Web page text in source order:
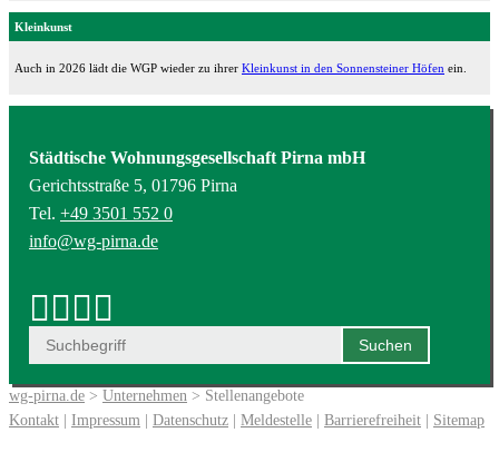
Kleinkunst
Auch in 2026 lädt die WGP wieder zu ihrer Kleinkunst in den Sonnensteiner Höfen ein.
Städtische Wohnungsgesellschaft Pirna mbH
Gerichtsstraße 5, 01796 Pirna
Tel. +49 3501 552 0
info@wg-pirna.de
wg-pirna.de > Unternehmen > Stellenangebote
Kontakt | Impressum | Datenschutz | Meldestelle | Barrierefreiheit | Sitemap